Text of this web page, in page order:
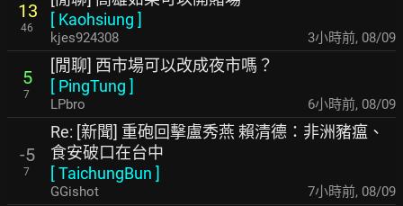
13
46
[ Kaohsiung ]
kjes924308 3小時前, 08/09
5
7
[閒聊] 西市場可以改成夜市嗎？
[ PingTung ]
LPbro 6小時前, 08/09
-5
7
Re: [新聞] 重砲回擊盧秀燕 賴清德：非洲豬瘟、
食安破口在台中
[TaichungBun ]
GGishot 7小時前, 08/09